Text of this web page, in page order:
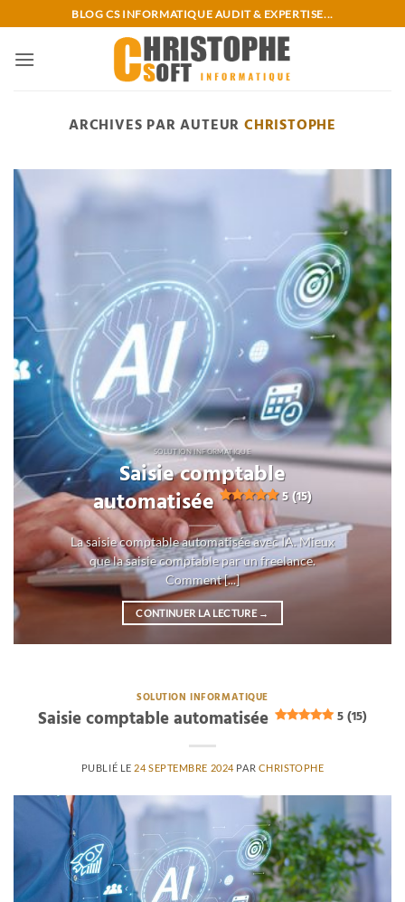
au
contenu
BLOG CS INFORMATIQUE AUDIT & EXPERTISE...
ARCHIVES PAR AUTEUR CHRISTOPHE
SOLUTION INFORMATIQUE
Saisie comptable
automatisée 5 (15)
La saisie comptable automatisée avec IA. Mieux
que la saisie comptable par un freelance.
Comment [...]
CONTINUER LA LECTURE →
SOLUTION INFORMATIQUE
Saisie comptable automatisée 5 (15)
PUBLIÉ LE 24 SEPTEMBRE 2024 PAR CHRISTOPHE